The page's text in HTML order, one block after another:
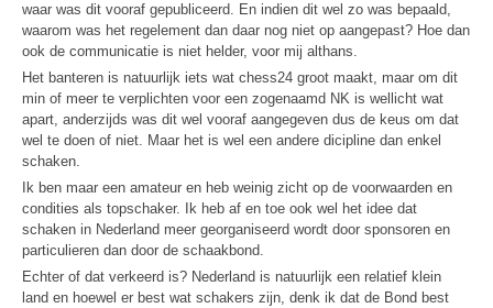
waar was dit vooraf gepubliceerd. En indien dit wel zo was bepaald,
waarom was het regelement dan daar nog niet op aangepast? Hoe dan
ook de communicatie is niet helder, voor mij althans.
Het banteren is natuurlijk iets wat chess24 groot maakt, maar om dit
min of meer te verplichten voor een zogenaamd NK is wellicht wat
apart, anderzijds was dit wel vooraf aangegeven dus de keus om dat
wel te doen of niet. Maar het is wel een andere dicipline dan enkel
schaken.
Ik ben maar een amateur en heb weinig zicht op de voorwaarden en
condities als topschaker. Ik heb af en toe ook wel het idee dat
schaken in Nederland meer georganiseerd wordt door sponsoren en
particulieren dan door de schaakbond.
Echter of dat verkeerd is? Nederland is natuurlijk een relatief klein
land en hoewel er best wat schakers zijn, denk ik dat de Bond best